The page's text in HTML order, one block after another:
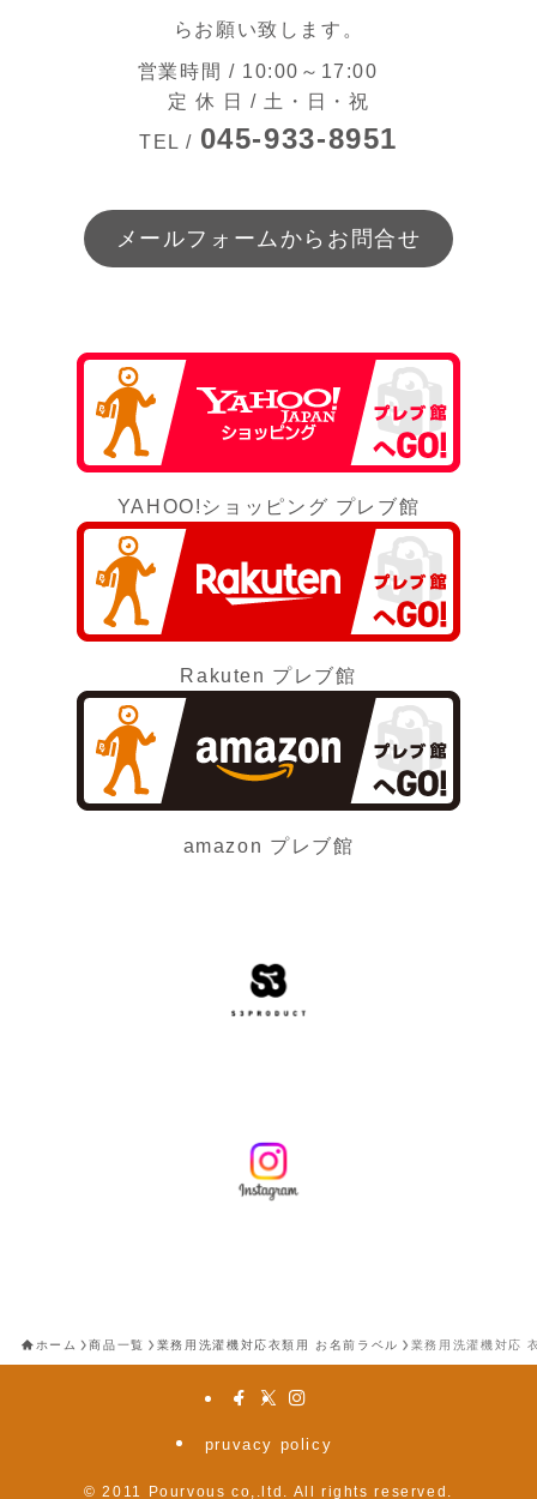
らお願い致します。
営業時間 / 10:00～17:00
定 休 日 / 土・日・祝
TEL / 045-933-8951
メールフォームからお問合せ
YAHOO!ショッピング プレブ館
Rakuten プレブ館
amazon プレブ館
ホーム 商品一覧 業務用洗濯機対応衣類用 お名前ラベル 業務用洗濯機対応
pruvacy policy
© 2011 Pourvous co,.ltd. All rights reserved.